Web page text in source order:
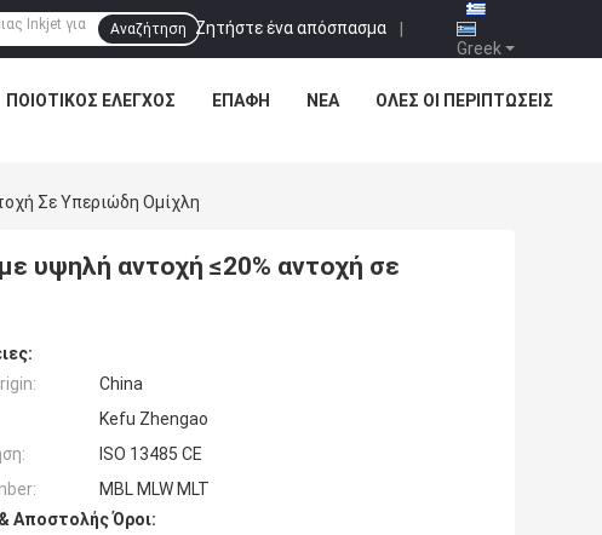
Greek
Ζητήστε ένα απόσπασμα |
Αναζήτηση
ΠΟΙΟΤΙΚΌΣ ΈΛΕΓΧΟΣ ΕΠΑΦΉ ΝΈΑ ΌΛΕΣ ΟΙ ΠΕΡΙΠΤΏΣΕΙΣ
Σε Υπεριώδη Ομίχλη
υψηλή αντοχή ≤20% αντοχή σε
China
Kefu Zhengao
ISO 13485 CE
MBL MLW MLT
Αποστολής Όροι: